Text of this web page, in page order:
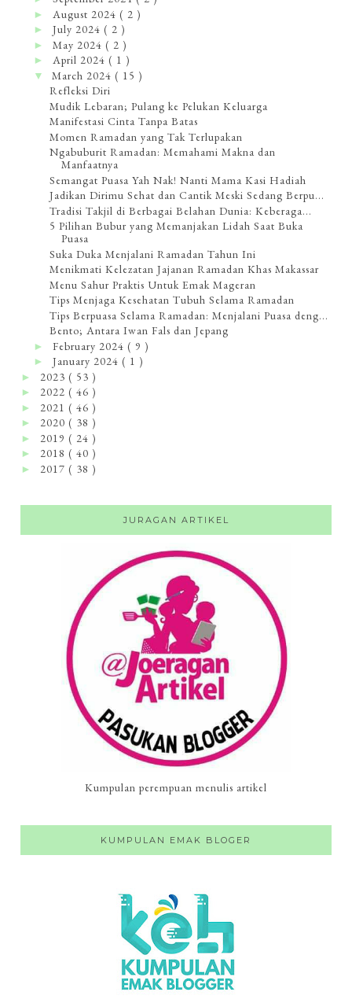
► August 2024( 2 )
►July 2024( 2 )
►May 2024( 2 )
► April 2024( 1 )
▼ March 2024( 15 )
Refleksi Diri
Mudik Lebaran; Pulang ke Pelukan Keluarga
Manifestasi Cinta Tanpa Batas
Momen Ramadan yang Tak Terlupakan
Ngabuburit Ramadan: Memahami Makna dan
Manfaatnya
Semangat Puasa Yah Nak! Nanti Mama Kasi Hadiah
Jadikan Dirimu Sehat dan Cantik Meski Sedang Berpu...
Tradisi Takjil di Berbagai Belahan Dunia: Keberaga...
5 Pilihan Bubur yang Memanjakan Lidah Saat Buka
Puasa
Suka Duka Menjalani Ramadan Tahun Ini
Menikmati Kelezatan Jajanan Ramadan Khas Makassar
Menu Sahur Praktis Untuk Emak Mageran
Tips Menjaga Kesehatan Tubuh Selama Ramadan
Tips Berpuasa Selama Ramadan: Menjalani Puasa deng...
Bento; Antara Iwan Fals dan Jepang
►February 2024( 9 )
►January 2024( 1 )
► 2023 ( 53 )
► 2022 ( 46 )
► 2021 ( 46 )
► 2020 ( 38 )
► 2019 ( 24 )
► 2018 ( 40 )
► 2017 ( 38 )
JURAGAN ARTIKEL
Kumpulan perempuan menulis artikel
KUMPULAN EMAK BLOGER